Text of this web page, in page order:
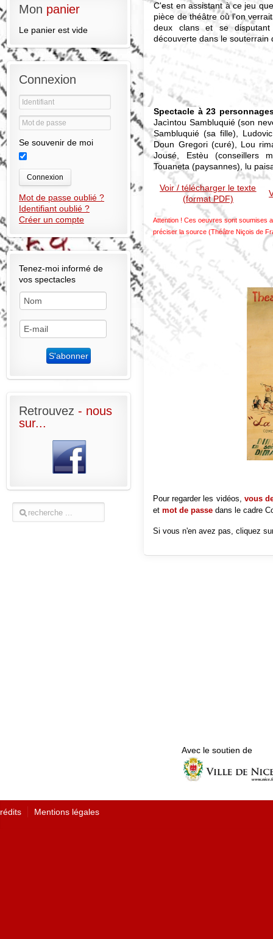
C'est en assistant à ce jeu
pièce de théâtre où l'on
deux clans et se disputant
découverte dans le souterrain
Spectacle à 23
Jacìntou Sambluquié (son
Sambluquié (sa fille),
Doun Gregori (curé), Lou
Jousé, Estèu (conseillers
Touaneta (paysannes), lu
Voir / télécharger le texte
(format PDF)
Attention ! Ces oeuvres sont soumises
préciser la source (Théâtre Niçois de
Pour regarder les vidéos, vous
et mot de passedans le cadre
Si vous n'en avez pas, cliquez
Mon panier
Le panier est vide
Connexion
Se souvenir de moi
Connexion
Mot de passe oublié ?
Identifiant oublié ?
Créer un compte
Tenez-moi informé de
vos spectacles
Retrouvez - nous
sur...
Avec le soutien de
Mentions légales